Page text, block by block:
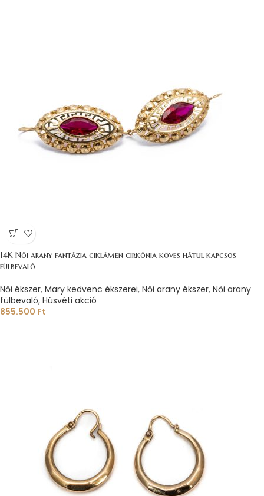
14K Női arany fantázia ciklámen cirkónia köves hátul kapcsos
fülbevaló
Női ékszer, Mary kedvenc ékszerei, Női arany ékszer, Női arany
fülbevaló, Húsvéti akció
855.500 Ft